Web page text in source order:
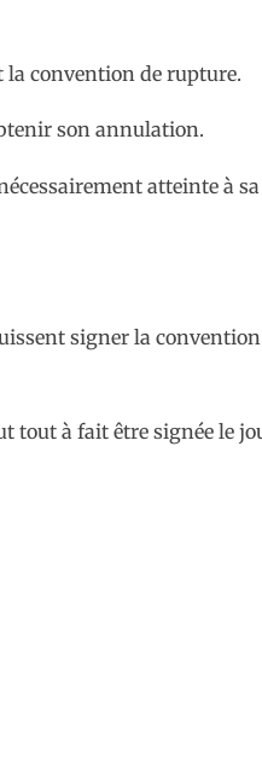
la convention de rupture.
son annulation.
atteinte à sa
signer la
tout à fait être signée le